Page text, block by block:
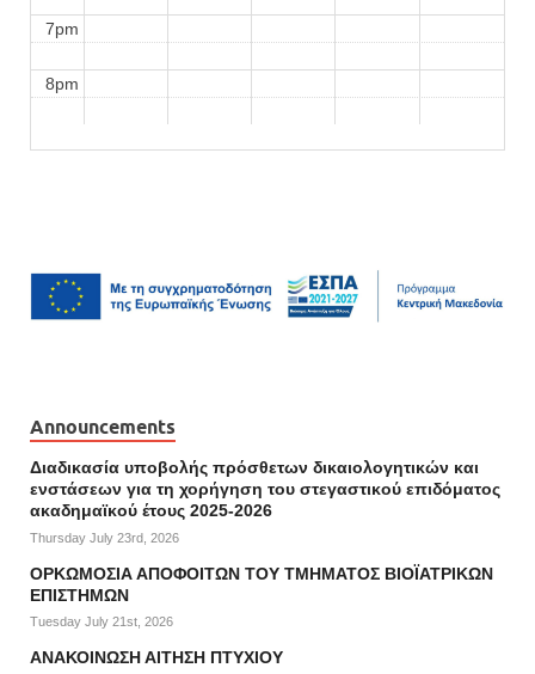
7pm
8pm
Announcements
Διαδικασία υποβολής πρόσθετων δικαιολογητικών και
ενστάσεων για τη χορήγηση του στεγαστικού επιδόματος
ακαδημαϊκού έτους 2025-2026
Thursday July 23rd, 2026
ΟΡΚΩΜΟΣΙΑ ΑΠΟΦΟΙΤΩΝ ΤΟΥ ΤΜΗΜΑΤΟΣ ΒΙΟΪΑΤΡΙΚΩΝ
ΕΠΙΣΤΗΜΩΝ
Tuesday July 21st, 2026
ΑΝΑΚΟΙΝΩΣΗ ΑΙΤΗΣΗ ΠΤΥΧΙΟΥ